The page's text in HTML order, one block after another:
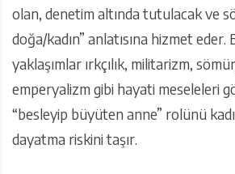
olan, denetim altında tutulacak ve
doğa/kadın” anlatısına hizmet eder.
yaklaşımlar ırkçılık, militarizm,
emperyalizm gibi hayati meseleleri
“besleyip büyüten anne” rolünü
dayatma riskini taşır.